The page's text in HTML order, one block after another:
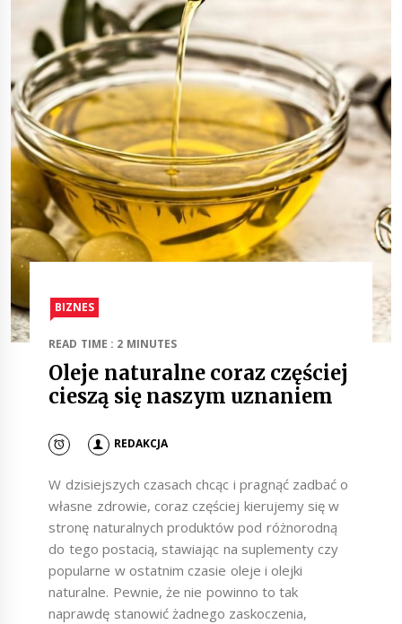
BIZNES
READ TIME : 2 MINUTES
Oleje naturalne coraz częściej
cieszą się naszym uznaniem
REDAKCJA
W dzisiejszych czasach chcąc i pragnąć zadbać o
własne zdrowie, coraz częściej kierujemy się w
stronę naturalnych produktów pod różnorodną
do tego postacią, stawiając na suplementy czy
popularne w ostatnim czasie oleje i olejki
naturalne. Pewnie, że nie powinno to tak
naprawdę stanowić żadnego zaskoczenia,